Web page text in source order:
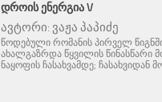
ᲓᲠᲝᲘᲡ ᲔᲜᲔᲠᲒᲘᲐ V
ავტორი: ვაჟა პაპიძე
წოდებული რომანის პირველ
ახალგაზრდა წყვილის წინასწარი
ნაყოფის ჩასახვამდე; ჩასახვიდან